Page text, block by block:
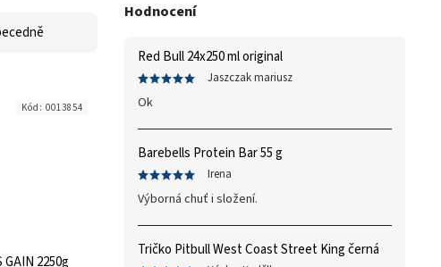
Hodnocení
Red Bull 24x250 ml original
Jaszczak mariusz
Ok
Barebells Protein Bar 55 g
Irena
Výborná chuť i složení.
Tričko Pitbull West Coast Street King černá
2250g
Kód: 0013854